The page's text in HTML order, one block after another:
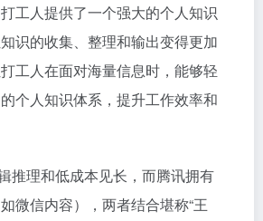
工人提供了一个强大的个人知识
识的收集、整理和输出变得更加
工人在面对海量信息时，能够轻
个人知识体系，提升工作效率和
推理和低成本见长，而腾讯拥有
微信内容），两者结合堪称“王